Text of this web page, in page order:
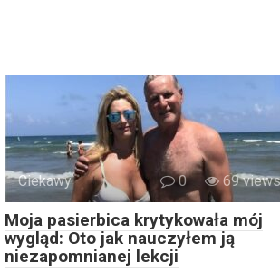
Ciekawy 0 69 views
Moja pasierbica krytykowała mój
wygląd: Oto jak nauczyłem ją
niezapomnianej lekcji